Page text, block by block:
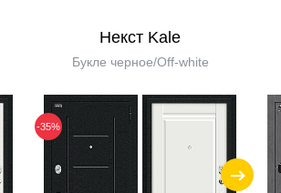
Некст Kale
Букле черное/Off-white
-35%